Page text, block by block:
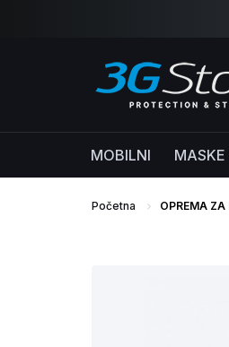
MOBILNI MASKE
Početna OPREMA ZA